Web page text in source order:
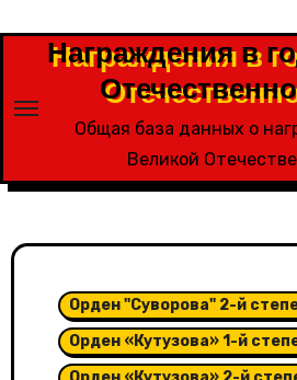
содержимому
Награждения в
Общая база данных о
Великой
Орден "Суворова" 2-й
Орден «Кутузова» 1-й